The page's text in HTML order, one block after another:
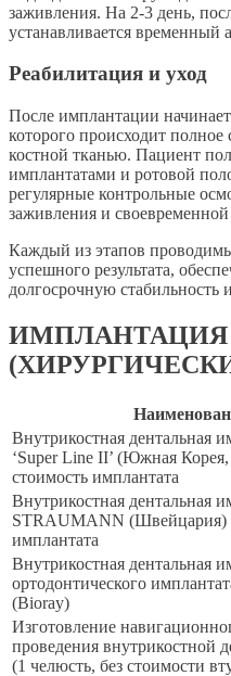
заживления. На 2-3 день,
устанавливается временный
Реабилитация и уход
После имплантации
которого происходит полное
костной тканью. Пациент
имплантатами и ротовой
регулярные контрольные
заживления и
Каждый из этапов
успешного результата,
долгосрочную стабильность
ИМПЛАНТАЦИЯ
Внутрикостная дентальная
‘Super Line II’ (Южная
стоимость имплантата
Внутрикостная дентальная
STRAUMANN (Швейцария)
имплантата
Внутрикостная дентальная
ортодонтического
(Bioray)
Изготовление
проведения внутрикостной
(1 челюсть, без стоимости